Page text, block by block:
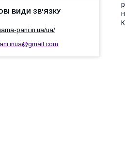
pani.in.ua/ua/